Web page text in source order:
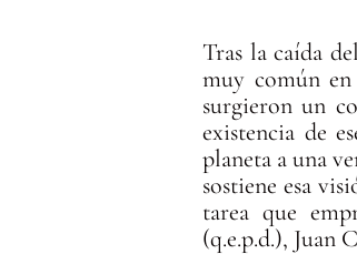
Tras la caída
muy común
surgieron un
existencia de
planeta a una
sostiene esa
tarea que
(q.e.p.d.), Juan